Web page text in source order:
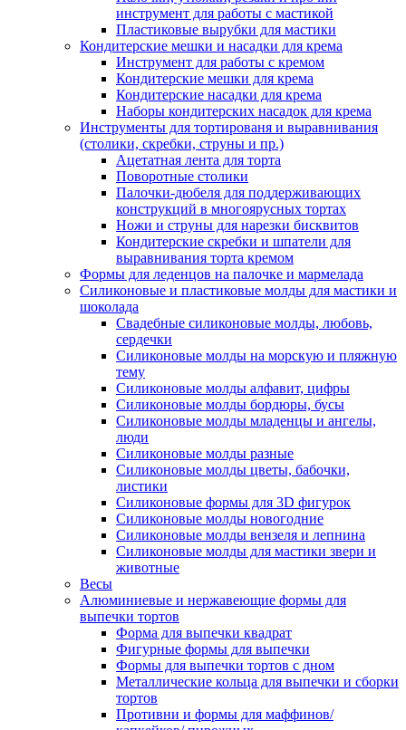
инструмент для работы с мастикой
Пластиковые вырубки для мастики
Кондитерские мешки и насадки для крема
Инструмент для работы с кремом
Кондитерские мешки для крема
Кондитерские насадки для крема
Наборы кондитерских насадок для крема
Инструменты для тортированя и выравнивания
(столики, скребки, струны и пр.)
Ацетатная лента для торта
Поворотные столики
Палочки-дюбеля для поддерживающих
конструкций в многоярусных тортах
Ножи и струны для нарезки бисквитов
Кондитерские скребки и шпатели для
выравнивания торта кремом
Формы для леденцов на палочке и мармелада
Силиконовые и пластиковые молды для мастики и
шоколада
Свадебные силиконовые молды, любовь,
сердечки
Силиконовые молды на морскую и пляжную
тему
Силиконовые молды алфавит, цифры
Силиконовые молды бордюры, бусы
Силиконовые молды младенцы и ангелы,
люди
Силиконовые молды разные
Силиконовые молды цветы, бабочки,
листики
Силиконовые формы для 3D фигурок
Силиконовые молды новогодние
Силиконовые молды вензеля и лепнина
Силиконовые молды для мастики звери и
животные
Весы
Алюминиевые и нержавеющие формы для
выпечки тортов
Форма для выпечки квадрат
Фигурные формы для выпечки
Формы для выпечки тортов с дном
Металлические кольца для выпечки и сборки
тортов
Противни и формы для маффинов/